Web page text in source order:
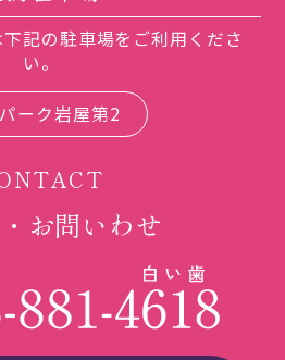
記の駐車場をご利用くださ
い。
ーク岩屋第2
お問いわせ